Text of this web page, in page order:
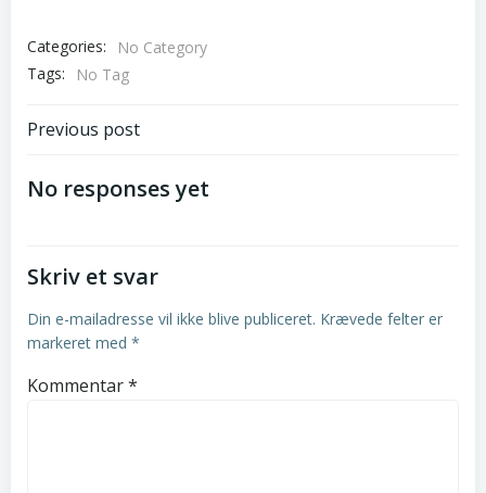
Categories:
No Category
Tags:
No Tag
Post
navigation
Previous post
No responses yet
Skriv et svar
Din e-mailadresse vil ikke blive publiceret. Krævede felter er
markeret med *
Kommentar*